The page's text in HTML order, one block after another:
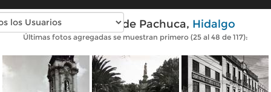
Fotos antiguas de Pachuca, Hidalgo
Últimas fotos agregadas se muestran primero (25 al 48 de 117):